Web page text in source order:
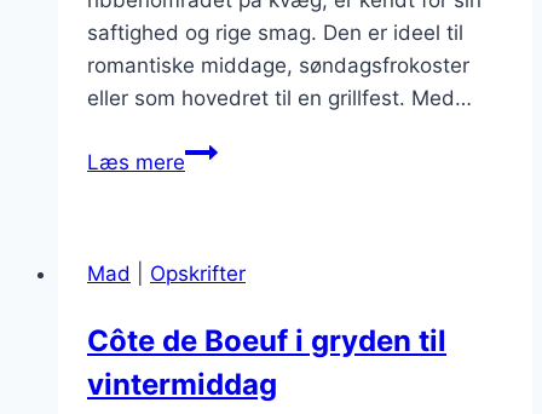
saftighed og rige smag. Den er ideel til
romantiske middage, søndagsfrokoster
eller som hovedret til en grillfest. Med…
Læs mereCôte
bearnaisesauce
den
særlige
Mad Opskrifter
Côte de Boeuf i gryden til
vintermiddag